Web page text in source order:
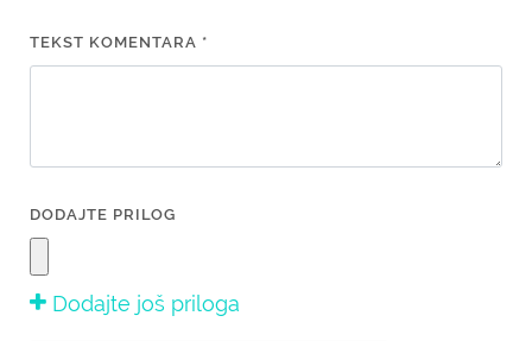
TEKST KOMENTARA *
DODAJTE PRILOG
Dodajte još priloga